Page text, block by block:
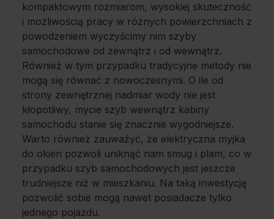
kompaktowym rozmiarom, wysokiej skuteczność
i możliwością pracy w różnych powierzchniach z
powodzeniem wyczyścimy nim szyby
samochodowe od zewnątrz i od wewnątrz.
Również w tym przypadku tradycyjne metody nie
mogą się równać z nowoczesnymi. O ile od
strony zewnętrznej nadmiar wody nie jest
kłopotliwy, mycie szyb wewnątrz kabiny
samochodu stanie się znacznie wygodniejsze.
Warto również zauważyć, że elektryczna myjka
do okien pozwoli uniknąć nam smug i plam, co w
przypadku szyb samochodowych jest jeszcze
trudniejsze niż w mieszkaniu. Na taką inwestycję
pozwolić sobie mogą nawet posiadacze tylko
jednego pojazdu.